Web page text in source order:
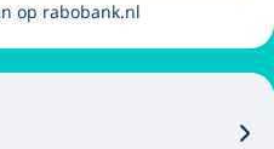
op rabobank.nl